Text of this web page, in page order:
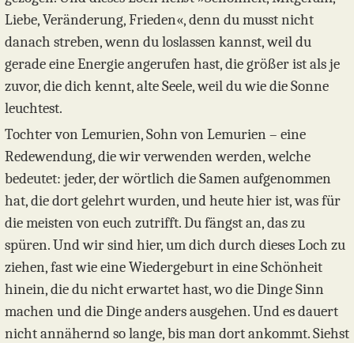
Liebe, Veränderung, Frieden«, denn du musst nicht
danach streben, wenn du loslassen kannst, weil du
gerade eine Energie angerufen hast, die größer ist als je
zuvor, die dich kennt, alte Seele, weil du wie die Sonne
leuchtest.
Tochter von Lemurien, Sohn von Lemurien – eine
Redewendung, die wir verwenden werden, welche
bedeutet: jeder, der wörtlich die Samen aufgenommen
hat, die dort gelehrt wurden, und heute hier ist, was für
die meisten von euch zutrifft. Du fängst an, das zu
spüren. Und wir sind hier, um dich durch dieses Loch zu
ziehen, fast wie eine Wiedergeburt in eine Schönheit
hinein, die du nicht erwartet hast, wo die Dinge Sinn
machen und die Dinge anders ausgehen. Und es dauert
nicht annähernd so lange, bis man dort ankommt. Siehst